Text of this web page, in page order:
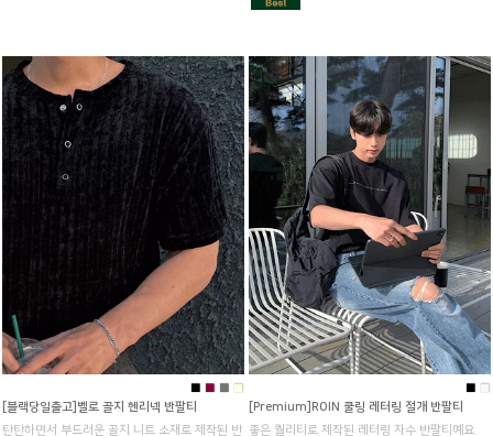
■ ■ ■ ■
[블랙당일출고]벨로 골지 헨리넥 반팔티
탄탄하면서 부드러운 골지 니트 소재로 제작된 반
■ ■
[Premium]ROIN 쿨링 레터링 절개 반팔티
좋은 퀄리티로 제작된 레터링 자수 반팔티예요.